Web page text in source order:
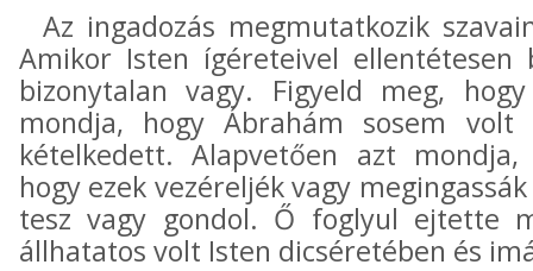
Az ingadozás megmutatkozik
Amikor Isten ígéreteivel ellentétesen
bizonytalan vagy. Figyeld meg,
mondja, hogy Ábrahám sosem volt
kételkedett. Alapvetően azt
hogy ezek vezéreljék vagy
tesz vagy gondol. Ő foglyul ejtette
állhatatos volt Isten dicséretében és